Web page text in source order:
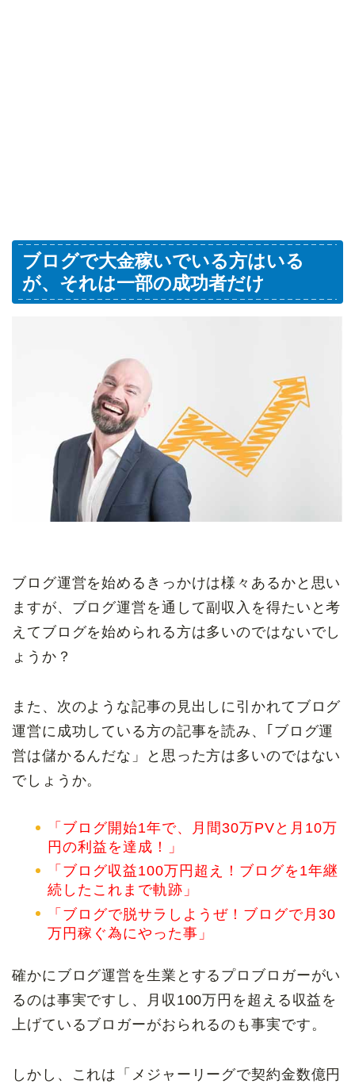
ブログで大金稼いでいる方はいる
が、それは一部の成功者だけ
ブログ運営を始めるきっかけは様々あるかと思い
ますが、ブログ運営を通して副収入を得たいと考
えてブログを始められる方は多いのではないでし
ょうか？
また、次のような記事の見出しに引かれてブログ
運営に成功している方の記事を読み、｢ブログ運
営は儲かるんだな」と思った方は多いのではない
でしょうか。
「ブログ開始1年で、月間30万PVと月10万
円の利益を達成！」
「ブログ収益100万円超え！ブログを1年継
続したこれまで軌跡」
「ブログで脱サラしようぜ！ブログで月30
万円稼ぐ為にやった事」
確かにブログ運営を生業とするプロブロガーがい
るのは事実ですし、月収100万円を超える収益を
上げているブロガーがおられるのも事実です。
しかし、これは「メジャーリーグで契約金数億円